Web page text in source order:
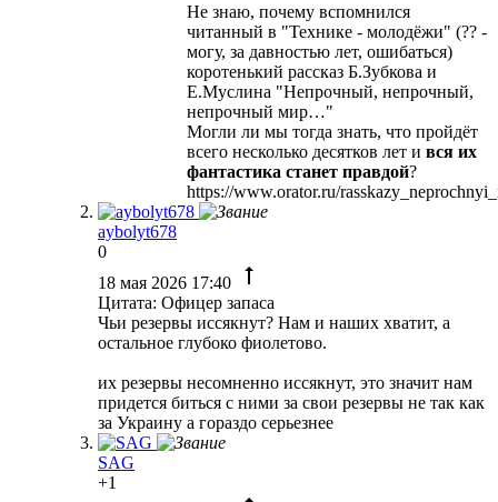
Не знаю, почему вспомнился
читанный в "Технике - молодёжи" (?? -
могу, за давностью лет, ошибаться)
коротенький рассказ Б.Зубкова и
Е.Муслина "Непрочный, непрочный,
непрочный мир…"
Могли ли мы тогда знать, что пройдёт
всего несколько десятков лет и вся их
фантастика станет правдой?
https://www.orator.ru/
aybolyt678
0
18 мая 2026 17:40
Цитата: Офицер запаса
Чьи резервы иссякнут? Нам и наших хватит, а
остальное глубоко фиолетово.
их резервы несомненно иссякнут, это значит нам
придется биться с ними за свои резервы не так как
за Украину а гораздо серьезнее
SAG
+1